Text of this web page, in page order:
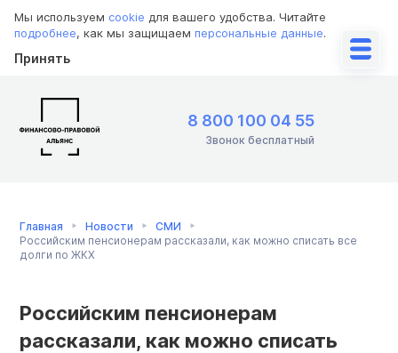
Мы используем cookie для вашего удобства. Читайте
подробнее, как мы защищаем персональные данные.
Принять
8 800 100 04 55
Звонок бесплатный
Главная Новости
СМИ
Российским пенсионерам рассказали, как можно списать все
долги по ЖКХ
Российским пенсионерам
рассказали, как можно списать